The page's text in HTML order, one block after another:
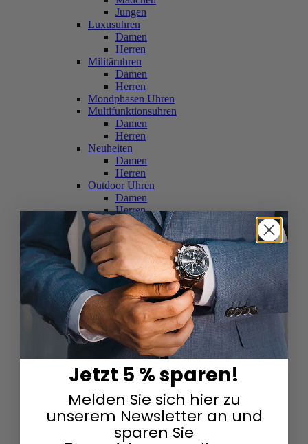
Jungen
Luxusuhren
Damen
Herren
Militäruhren
Damen
Herren
Mondphasen Uhren
Multifunktionsuhren
Damen
Herren
Neuheiten
Damen
Herren
Outdoor Uhren
Damen
Herren
Schweizer Uhren
Damen
Herren
Skelettuhren
Damen
Herren
Smartwatches
Damen
Herren
Solaruhren
Herren
Damen
Sportuhren
Damen
Herren
Swarovski & Edelsteine
Damen
Herren
Jetzt 5 % sparen!
Melden Sie sich hier zu
unserem Newsletter an und
sparen Sie